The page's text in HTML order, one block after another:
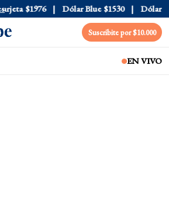
$1976 Dólar Blue $1530 Dólar CCL
Suscribite por $10.000
EN VIVO